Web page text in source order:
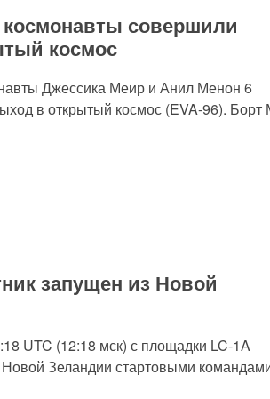
совершили
космос
Джессика Меир и Анил Менон 6
в открытый космос (EVA-96).
запущен из Новой
UTC (12:18 мск) с площадки LC-1A
Зеландии стартовыми